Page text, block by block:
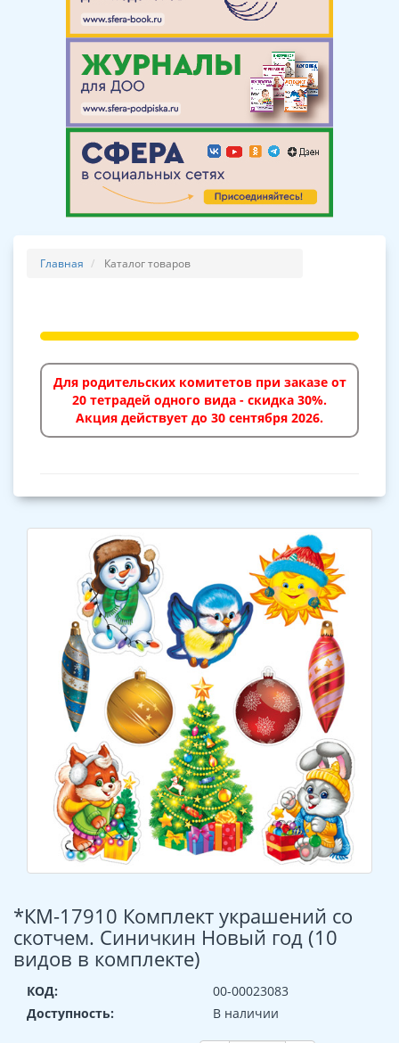
Главная Каталог товаров
Для родительских комитетов при заказе от
20 тетрадей одного вида - скидка 30%.
Акция действует до 30 сентября 2026.
*КМ-17910 Комплект украшений со
скотчем. Синичкин Новый год (10
видов в комплекте)
КОД:
00-00023083
Доступность:
В наличии